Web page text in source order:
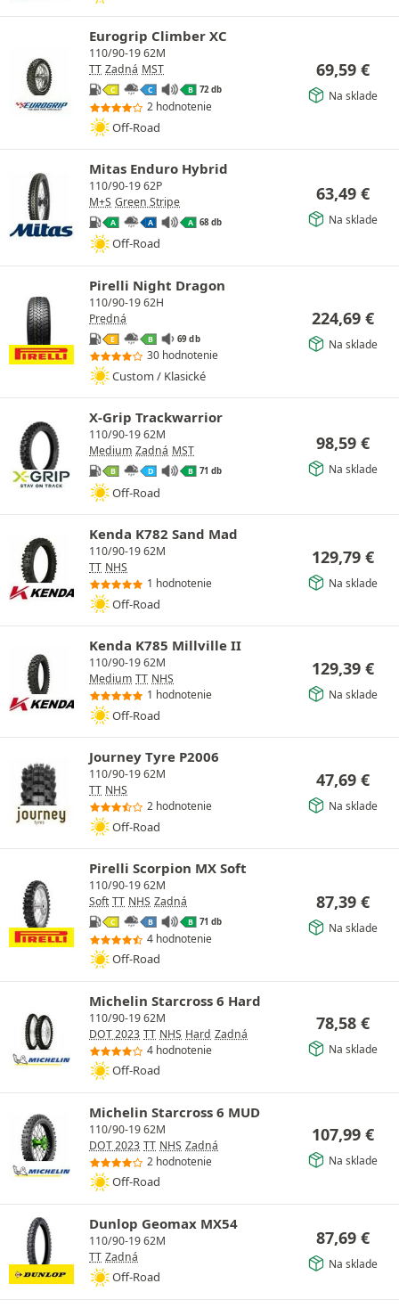
Eurogrip Climber XC
110/90-19 62M
TT Zadná MST
C C B 72 db
2 hodnotenie
Off-Road
69,59 €
Na sklade
Mitas Enduro Hybrid
110/90-19 62P
M+S Green Stripe
A A A 68 db
Off-Road
63,49 €
Na sklade
Pirelli Night Dragon
110/90-19 62H
Predná
E B 69 db
30 hodnotenie
Custom / Klasické
224,69 €
Na sklade
X-Grip Trackwarrior
110/90-19 62M
Medium Zadná MST
B D B 71 db
Off-Road
98,59 €
Na sklade
Kenda K782 Sand Mad
110/90-19 62M
TT NHS
1 hodnotenie
Off-Road
129,79 €
Na sklade
Kenda K785 Millville II
110/90-19 62M
Medium TT NHS
1 hodnotenie
Off-Road
129,39 €
Na sklade
Journey Tyre P2006
110/90-19 62M
TT NHS
2 hodnotenie
Off-Road
47,69 €
Na sklade
Pirelli Scorpion MX Soft
110/90-19 62M
Soft TT NHS Zadná
C B B 71 db
4 hodnotenie
Off-Road
87,39 €
Na sklade
Michelin Starcross 6 Hard
110/90-19 62M
DOT 2023 TT NHS Hard Zadná
4 hodnotenie
Off-Road
78,58 €
Na sklade
Michelin Starcross 6 MUD
110/90-19 62M
DOT 2023 TT NHS Zadná
2 hodnotenie
Off-Road
107,99 €
Na sklade
Dunlop Geomax MX54
110/90-19 62M
TT Zadná
Off-Road
87,69 €
Na sklade